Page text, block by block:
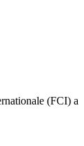
(FCI) a